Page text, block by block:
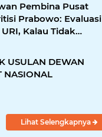
Pembina Pusat
Prabowo: Evaluasi
Kalau Tidak
USULAN DEWAN
NASIONAL
Lihat Selengkapnya